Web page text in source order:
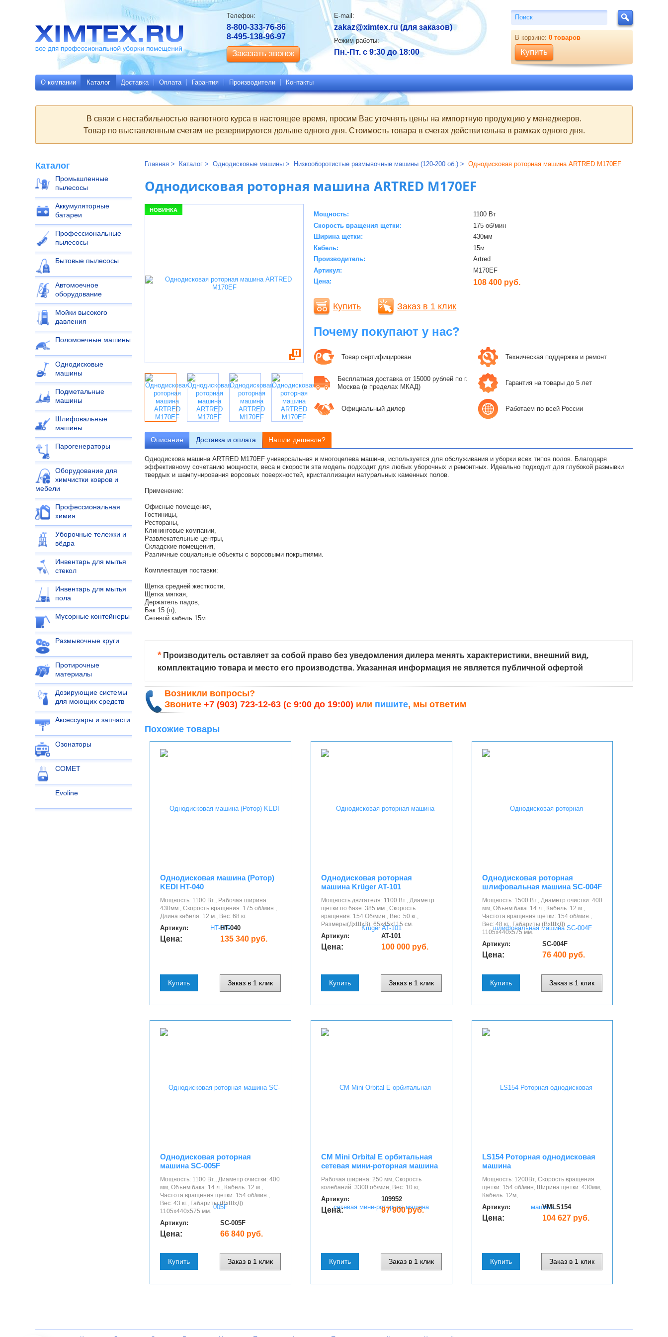
Ximtex.ru
уборки
помещений
О компании Каталог Доставка Оплата Гарантия Производители Контакты
Поиск
В связи с нестабильностью валютного курса в настоящее время, просим Вас уточнять цены на импортную продукцию у менеджеров.
Товар по выставленным счетам не резервируются дольше одного дня. Стоимость товара в счетах действительна в рамках одного дня.
Каталог
Промышленные
пылесосы
Аккумуляторные
батареи
Профессиональные
пылесосы
Бытовые пылесосы
Автомоечное
оборудование
Мойки высокого
давления
Поломоечные машины
Однодисковые
машины
Подметальные
машины
Шлифовальные
машины
Парогенераторы
Оборудование для
химчистки ковров и
мебели
Профессиональная
химия
Уборочные тележки и
вёдра
Инвентарь для мытья
стекол
Инвентарь для мытья
пола
Мусорные контейнеры
Размывочные круги
Протирочные
материалы
Дозирующие системы
для моющих средств
Аксессуары и запчасти
Озонаторы
COMET
Evoline
Главная Каталог Однодисковые машины Низкооборотистые размывочные машины (120-200 об.) Однодисковая роторная машина ARTRED M170EF
Однодисковая роторная машина ARTRED M170EF
НОВИНКА
Мощность:
1100 Вт
Скорость вращения щетки:
175 об/мин
Ширина щетки:
430мм
Кабель:
15м
Производитель:
Artred
Артикул:
M170EF
Цена:
108 400 руб.
Купить Заказ в 1 клик
Почему покупают у нас?
Товар сертифицирован Техническая поддержка и ремонт
Бесплатная доставка от 15000 рублей по г.
Москва (в пределах МКАД)
Гарантия на товары до 5 лет
Официальный дилер Работаем по всей России
Описание Доставка и оплата Нашли дешевле?
Однодискова машина ARTRED M170EF универсальная и многоцелева машина, используется для обслуживания и уборки всех типов полов. Благодаря
эффективному сочетанию мощности, веса и скорости эта модель подходит для любых уборочных и ремонтных. Идеально подходит для глубокой размывки
твердых и шампунирования ворсовых поверхностей, кристаллизации натуральных каменных полов.
Применение:
Офисные помещения,
Гостиницы,
Рестораны,
Клининговые компании,
Развлекательные центры,
Складские помещения,
Различные социальные объекты с ворсовыми покрытиями.
Комплектация поставки:
Щетка средней жесткости,
Щетка мягкая,
Держатель падов,
Бак 15 (л),
Сетевой кабель 15м.
*Производитель оставляет за собой право без уведомления дилера менять характеристики, внешний вид,
комплектацию товара и место его производства. Указанная информация не является публичной офертой
Возникли вопросы?
Звоните+7 (903) 723-12-63 (с 9:00 до 19:00) или пишите, мы ответим
Похожие товары
Однодисковая машина (Ротор)
KEDI HT-040
Мощность: 1100 Вт., Рабочая ширина:
430мм., Скорость вращения: 175 об/мин.,
Длина кабеля: 12 м., Вес: 68 кг.
Артикул: HT-040
Цена: 135 340 руб.
Купить Заказ в 1 клик
Однодисковая роторная
машина Krüger AT-101
Мощность двигателя: 1100 Вт., Диаметр
щетки по базе: 385 мм., Скорость
вращения: 154 Об/мин., Вес: 50 кг.,
Размеры(ДхШхВ): 65х45х115 см.
Артикул: AT-101
Цена: 100 000 руб.
Купить Заказ в 1 клик
Однодисковая роторная
шлифовальная машина SC-004F
Мощность: 1500 Вт., Диаметр очистки: 400
мм, Объем бака: 14 л., Кабель: 12 м.,
Частота вращения щетки: 154 об/мин.,
Вес: 48 кг., Габариты (ВхШхД)
1105х440х575 мм.
Артикул: SC-004F
Цена: 76 400 руб.
Купить Заказ в 1 клик
Однодисковая роторная
машина SC-005F
Мощность: 1100 Вт., Диаметр очистки: 400
мм, Объем бака: 14 л., Кабель: 12 м.,
Частота вращения щетки: 154 об/мин.,
Вес: 43 кг., Габариты (ВхШхД)
1105х440х575 мм.
Артикул: SC-005F
Цена: 66 840 руб.
Купить Заказ в 1 клик
CM Mini Orbital E орбитальная
сетевая мини-роторная машина
Рабочая ширина: 250 мм, Скорость
колебаний: 3300 об/мин, Вес: 10 кг,
Артикул: 109952
Цена: 97 900 руб.
Купить Заказ в 1 клик
LS154 Роторная однодисковая
машина
Мощность: 1200Вт, Скорость вращения
щетки: 154 об/мин, Ширина щетки: 430мм,
Кабель: 12м,
Артикул: VMLS154
Цена: 104 627 руб.
Купить Заказ в 1 клик
Контактная
информация
Телефон:
8-800-333-76-86
8-495-138-96-97
Заказать звонок
E-mail:
zakaz@ximtex.ru(для заказов)
Режим работы:
Пн.-Пт. с 9:30 до 18:00
Поиск
В корзине: 0товаров
Купить